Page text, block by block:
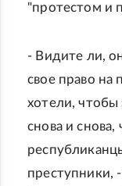
"протестом и
- Видите ли,
свое право на
хотели,
снова и
преступники,